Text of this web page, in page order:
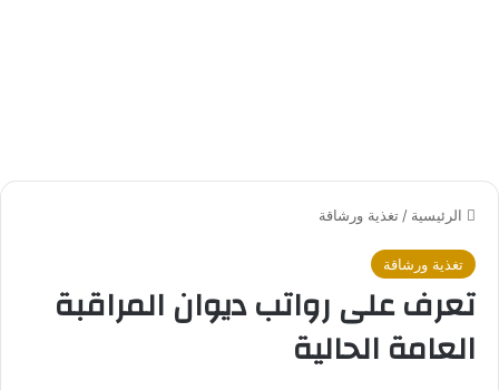
الرئيسية / تغذية ورشاقة
تغذية ورشاقة
تعرف على رواتب ديوان المراقبة
العامة الحالية